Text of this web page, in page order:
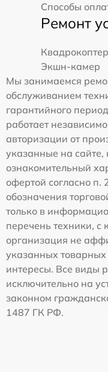
Способы
Ремонт
Экшн-камер
Мы занимаемся
обслуживанием
гарантийного
работает
авторизации от
указанные на сайте,
ознакомительный
офертой согласно п.
обозначения
только в
перечень техники,
организация не
указанных товарных
интересы. Все виды
исключительно на
законном
1487 ГК РФ.